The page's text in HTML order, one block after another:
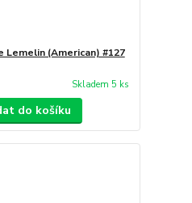
Lemelin (American) #127
Skladem 5 ks
do košíku